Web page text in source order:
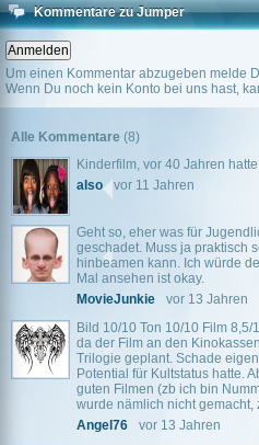
Kommentare zu Jumper
Um einen Kommentar abzugeben melde
Wenn Du noch kein Konto bei uns hast,
Alle Kommentare (8)
Kinderfilm, vor 40 Jahren
also
vor 11 Jahren
Geht so, eher was für
geschadet. Muss ja praktisch
hinbeamen kann. Ich würde
Mal ansehen ist okay.
MovieJunkie
vor 13 Jahren
Bild 10/10 Ton 10/10 Film
da der Film an den
Trilogie geplant. Schade
Potential für Kultstatus hatte.
guten Filmen (zb ich bin
wurde nämlich nicht
Angel76
vor 13 Jahren